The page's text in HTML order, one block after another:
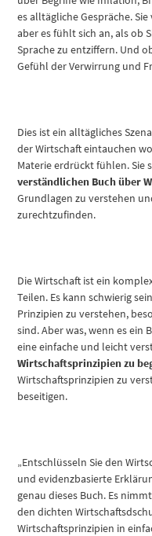
es alltägliche Gespräche.
aber es fühlt sich an, als ob
Sprache zu entziffern. Und
Gefühl der Verwirrung und
Dies ist ein alltägliches
der Wirtschaft eintauchen
Materie erdrückt fühlen. Sie
verständlichen Buch über
Grundlagen zu verstehen
zurechtzufinden.
Die Wirtschaft ist ein
Teilen. Es kann schwierig
Prinzipien zu verstehen,
sind. Aber was, wenn es ein
eine einfache und leicht
Wirtschaftsprinzipien zu
Wirtschaftsprinzipien zu
beseitigen.
„Entschlüsseln Sie den
und evidenzbasierte
genau dieses Buch. Es
den dichten
Wirtschaftsprinzipien in